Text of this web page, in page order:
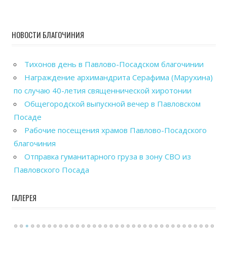
НОВОСТИ БЛАГОЧИНИЯ
Тихонов день в Павлово-Посадском благочинии
Награждение архимандрита Серафима (Марухина)
по случаю 40-летия священнической хиротонии
Общегородской выпускной вечер в Павловском
Посаде
Рабочие посещения храмов Павлово-Посадского
благочиния
Отправка гуманитарного груза в зону СВО из
Павловского Посада
ГАЛЕРЕЯ